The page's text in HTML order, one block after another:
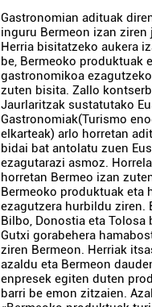
Gastronomian adituak
inguru Bermeon izan ziren
Herria bisitatzeko aukera
be, Bermeoko produktuak
gastronomikoa
zuten bisita. Zallo
Jaurlaritzak sustatutako
Gastronomiak(Turismo
elkarteak) arlo horretan
bidai bat antolatu zuen
ezagutarazi asmoz.
horretan Bermeo izan
Bermeoko produktuak eta
ezagutzera hurbildu ziren.
Bilbo, Donostia eta
Gutxi gorabehera
ziren Bermeon. Herriak
azaldu eta Bermeon
enpresek egiten duten
barri be emon zitzaien.